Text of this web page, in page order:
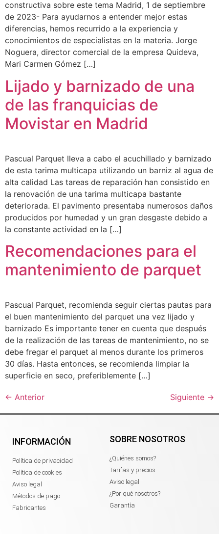
constructiva sobre este tema Madrid, 1 de septiembre
de 2023- Para ayudarnos a entender mejor estas
diferencias, hemos recurrido a la experiencia y
conocimientos de especialistas en la materia. Jorge
Noguera, director comercial de la empresa Quideva,
Mari Carmen Gómez […]
Lijado y barnizado de una
de las franquicias de
Movistar en Madrid
Pascual Parquet lleva a cabo el acuchillado y barnizado
de esta tarima multicapa utilizando un barniz al agua de
alta calidad Las tareas de reparación han consistido en
la renovación de una tarima multicapa bastante
deteriorada. El pavimento presentaba numerosos daños
producidos por humedad y un gran desgaste debido a
la constante actividad en la […]
Recomendaciones para el
mantenimiento de parquet
Pascual Parquet, recomienda seguir ciertas pautas para
el buen mantenimiento del parquet una vez lijado y
barnizado Es importante tener en cuenta que después
de la realización de las tareas de mantenimiento, no se
debe fregar el parquet al menos durante los primeros
30 días. Hasta entonces, se recomienda limpiar la
superficie en seco, preferiblemente […]
← Anterior Siguiente →
INFORMACIÓN
Política de privacidad
Política de cookies
Aviso legal
Métodos de pago
Fabricantes
SOBRE NOSOTROS
¿Quiénes somos?
Tarifas y precios
Aviso legal
¿Por qué nosotros?
Garantía